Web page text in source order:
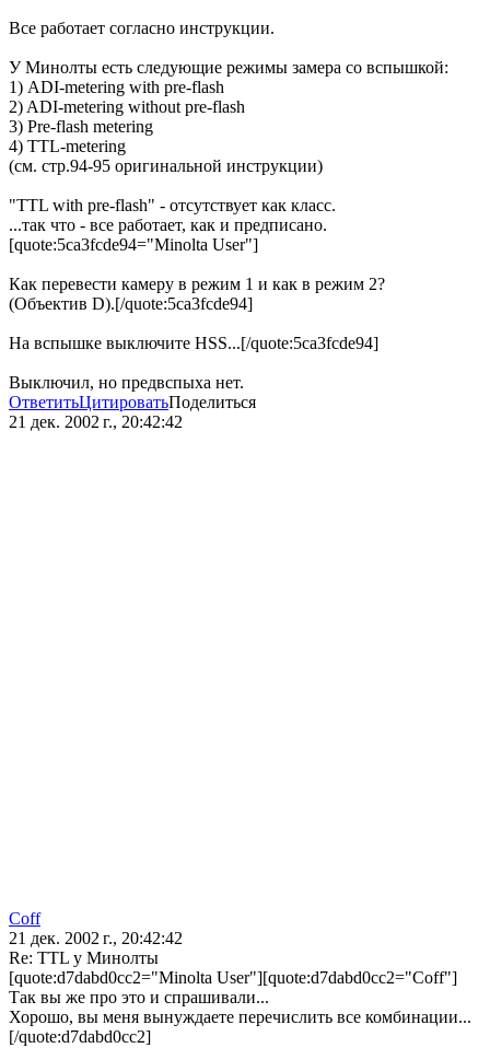
Все работает согласно инструкции.
У Минолты есть следующие режимы замера со вспышкой:
1) ADI-metering with pre-flash
2) ADI-metering without pre-flash
3) Pre-flash metering
4) TTL-metering
(см. стр.94-95 оригинальной инструкции)
"TTL with pre-flash" - отсутствует как класс.
...так что - все работает, как и предписано.
[quote:5ca3fcde94="Minolta User"]
Как перевести камеру в режим 1 и как в режим 2?
(Объектив D).[/quote:5ca3fcde94]
На вспышке выключите HSS...[/quote:5ca3fcde94]
Выключил, но предвспыха нет.
ОтветитьЦитироватьПоделиться
21 дек. 2002 г., 20:42:42
Coff
21 дек. 2002 г., 20:42:42
Re: TTL у Минолты
[quote:d7dabd0cc2="Minolta User"][quote:d7dabd0cc2="Coff"]
Так вы же про это и спрашивали...
Хорошо, вы меня вынуждаете перечислить все комбинации...
[/quote:d7dabd0cc2]